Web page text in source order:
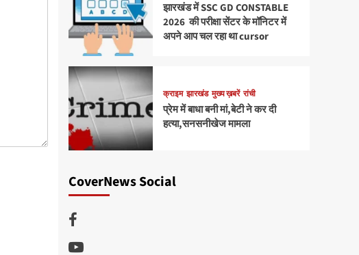
झारखंड में SSC GD CONSTABLE
2026 की परीक्षा सेंटर के मॉनिटर में
अपने आप चल रहा था cursor
क्राइम झारखंड मुख्य ख़बरें रांची
प्रेम में बाधा बनी मां,बेटी ने कर दी
हत्या,सनसनीखेज मामला
CoverNews Social
Facebook
Youtube